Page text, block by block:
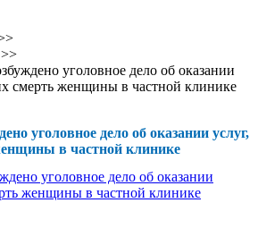
>>
уголовное дело об оказании
смерть женщины в частной клинике
уголовное дело об оказании услуг,
в частной клинике